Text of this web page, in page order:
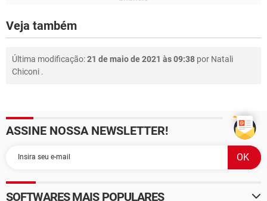
Veja também
Última modificação:21 de maio de 2021 às 09:38 por Natali
Chiconi .
ASSINE NOSSA NEWSLETTER!
SOFTWARES MAIS POPULARES